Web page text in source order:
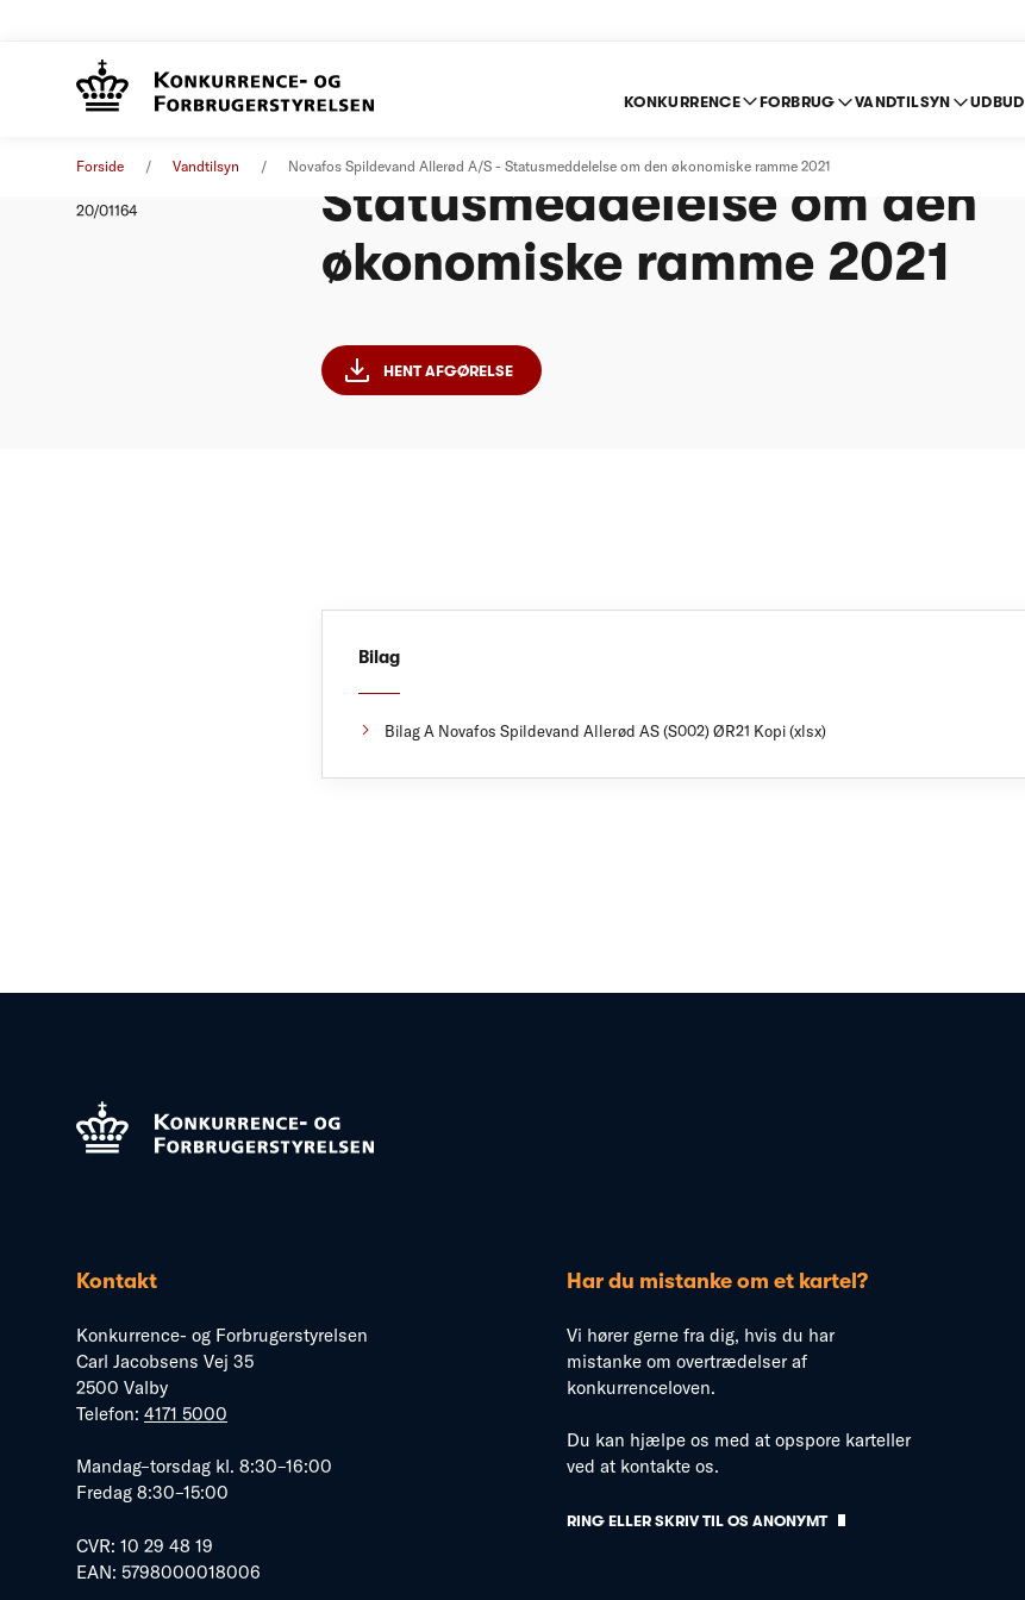
KONKURRENCE FORBRUG VANDTILSYN UDBUD
Forside Vandtilsyn Novafos Spildevand Allerød A/S - Statusmeddelelse om den økonomiske ramme 2021
20/01164
Statusmeddelelse om den
økonomiske ramme 2021
HENT AFGØRELSE
Bilag
Bilag A Novafos Spildevand Allerød AS (S002) ØR21 Kopi (xlsx)
Kontakt
Konkurrence- og Forbrugerstyrelsen
Carl Jacobsens Vej 35
2500 Valby
Telefon: 4171 5000
Mandag–torsdag kl. 8:30–16:00
Fredag 8:30–15:00
CVR: 10 29 48 19
EAN: 5798000018006
Har du mistanke om et kartel?
Vi hører gerne fra dig, hvis du har
mistanke om overtrædelser af
konkurrenceloven.
Du kan hjælpe os med at opspore karteller
ved at kontakte os.
RING ELLER SKRIV TIL OS ANONYMT